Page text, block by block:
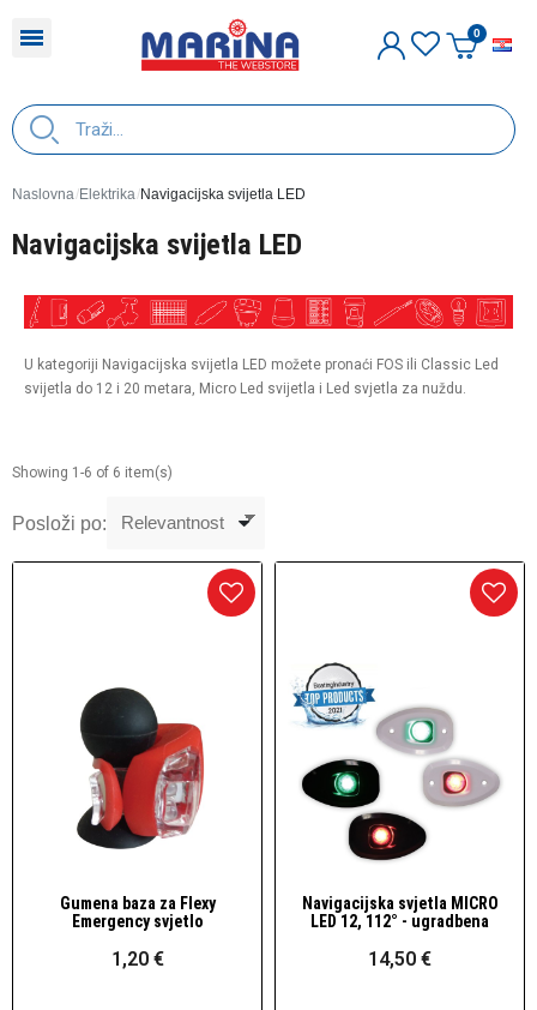
Naslovna Elektrika Navigacijska svijetla LED
Navigacijska svijetla LED
U kategoriji Navigacijska svijetla LED možete pronaći FOS ili Classic Led
svijetla do 12 i 20 metara, Micro Led svijetla i Led svjetla za nuždu.
Showing 1-6 of 6 item(s)
Posloži po:
Brzi pogled
Gumena baza za Flexy
Emergency svjetlo
1,20 €
Brzi pogled
Navigacijska svjetla MICRO
LED 12, 112° - ugradbena
14,50 €